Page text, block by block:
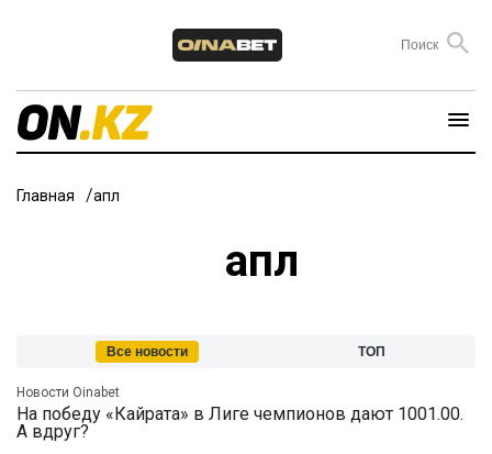
Главная апл
апл
Все новости ТОП
Новости Oinabet
На победу «Кайрата» в Лиге чемпионов дают 1001.00.
А вдруг?